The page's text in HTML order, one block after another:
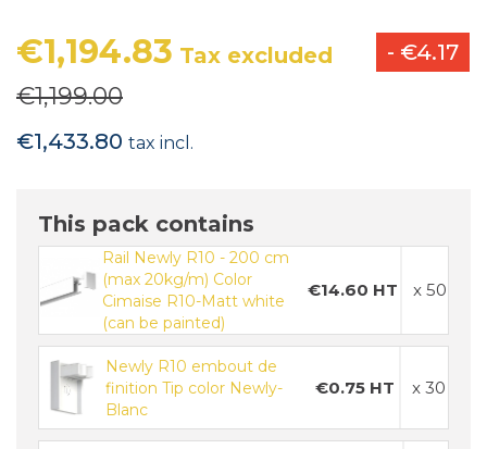
€1,194.83 Tax excluded - €4.17
€1,199.00
€1,433.80 tax incl.
This pack contains
Rail Newly R10 - 200 cm
(max 20kg/m) Color
Cimaise R10-Matt white
(can be painted)
€14.60 HT x 50
Newly R10 embout de
finition Tip color Newly-
Blanc
€0.75 HT x 30